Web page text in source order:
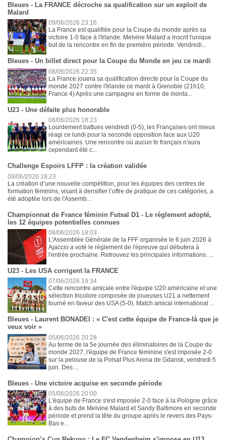
Bleues - La FRANCE décroche sa qualification sur un exploit de
Malard
09/06/2026 23:16
La France est qualifiée pour la Coupe du monde après sa
victoire 1-0 face à l'Irlande. Melvine Malard a inscrit l'unique
but de la rencontre en fin de première période. Vendredi...
Bleues - Un billet direct pour la Coupe du Monde en jeu ce mardi
08/06/2026 22:35
La France jouera sa qualification directe pour la Coupe du
monde 2027 contre l'Irlande ce mardi à Grenoble (21h10,
France 4) Après une campagne en forme de monta...
U23 - Une défaite plus honorable
08/06/2026 18:23
Lourdement battues vendredi (0-5), les Françaises ont mieux
réagi ce lundi pour la seconde opposition face aux U20
américaines. Une rencontre où aucun tir français n'aura
cependant été c...
Challenge Espoirs LFFP : la création validée
08/06/2026 18:23
La création d’une nouvelle compétition, pour les équipes des centres de
formation féminins, visant à densifier l’offre de pratique de ces catégories, a
été adoptée lors de l'Assemb...
Championnat de France féminin Futsal D1 - Le règlement adopté,
les 12 équipes potentielles connues
08/06/2026 18:03
L'Assemblée Générale de la FFF organisée le 6 juin 2026 à
Ajaccio a voté le règlement de l'épreuve qui débutera à
l'entrée prochaine. Retrouvez les principales informations. ...
U23 - Les USA corrigent la FRANCE
07/06/2026 19:34
Cette rencontre amicale entre l'équipe U20 américaine et une
sélection tricolore composée de joueuses U21 a nettement
tourné en faveur des USA (5-0). Match amical international ...
Bleues - Laurent BONADEI : « C'est cette équipe de France-là que je
veux voir »
05/06/2026 20:28
Au terme de la 5e journée des éliminatoires de la Coupe du
monde 2027, l'équipe de France féminine s'est imposée 2-0
sur la pelouse de la Polsat Plus Arena de Gdansk, vendredi 5
juin. Des ...
Bleues - Une victoire acquise en seconde période
05/06/2026 20:00
L'équipe de France s'est imposée 2-0 face à la Pologne grâce
à des buts de Melvine Malard et Sandy Baltimore en seconde
période et prend la tête du groupe après le revers des Pays-
Bas e...